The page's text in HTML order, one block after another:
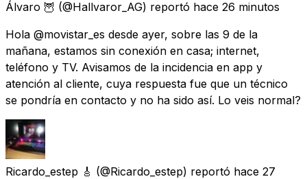
Álvaro 🦉 (@Hallvaror_AG) reportó hace 26 minutos
Hola @movistar_es desde ayer, sobre las 9 de la
mañana, estamos sin conexión en casa; internet,
teléfono y TV. Avisamos de la incidencia en app y
atención al cliente, cuya respuesta fue que un técnico
se pondría en contacto y no ha sido así. Lo veis normal?
Ricardo_estep 🎸 (@Ricardo_estep) reportó hace 27